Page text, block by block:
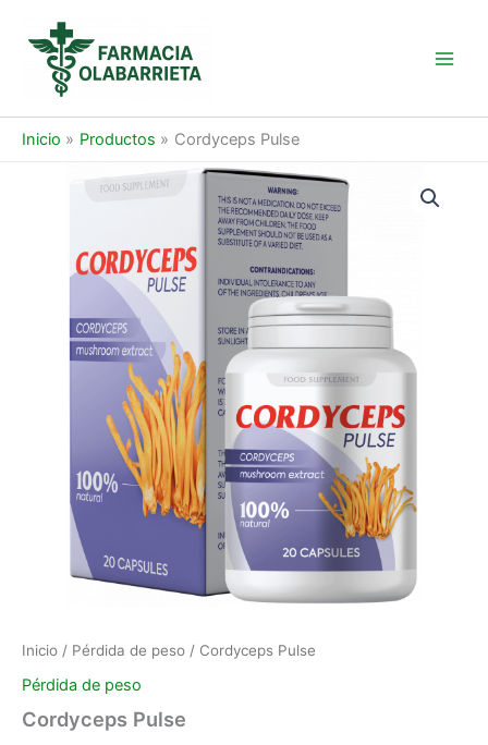
contenido
Inicio Productos Cordyceps Pulse
Inicio / Pérdida de peso / Cordyceps Pulse
Pérdida de peso
Cordyceps Pulse